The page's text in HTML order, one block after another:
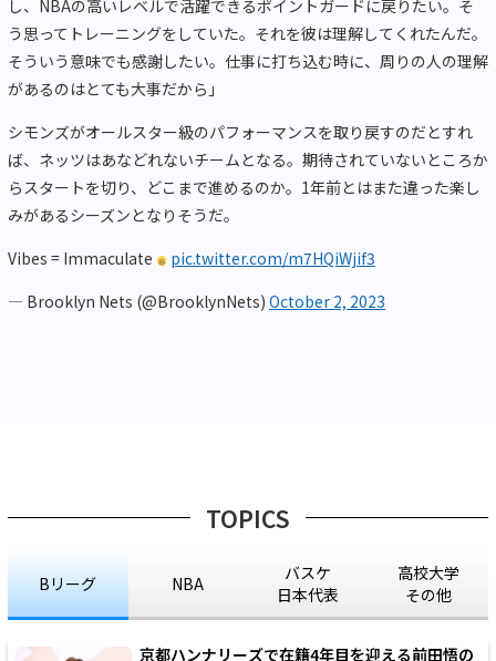
し、NBAの高いレベルで活躍できるポイントガードに戻りたい。そ
う思ってトレーニングをしていた。それを彼は理解してくれたんだ。
そういう意味でも感謝したい。仕事に打ち込む時に、周りの人の理解
があるのはとても大事だから」
シモンズがオールスター級のパフォーマンスを取り戻すのだとすれ
ば、ネッツはあなどれないチームとなる。期待されていないところか
らスタートを切り、どこまで進めるのか。1年前とはまた違った楽し
みがあるシーズンとなりそうだ。
Vibes = Immaculate
pic.twitter.com/m7HQiWjif3
— Brooklyn Nets (@BrooklynNets) October 2, 2023
TOPICS
Bリーグ NBA
バスケ
日本代表
高校大学
その他
京都ハンナリーズで在籍4年目を迎える前田悟の